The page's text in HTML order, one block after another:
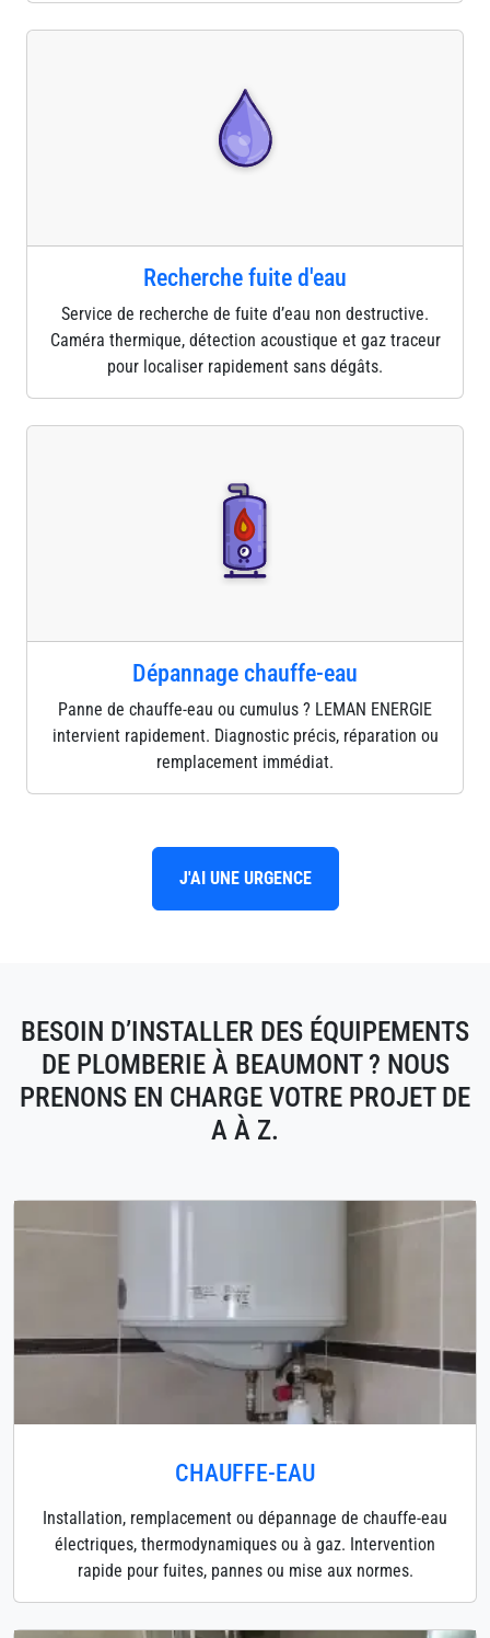
Recherche fuite d'eau
Service de recherche de fuite d’eau non destructive.
Caméra thermique, détection acoustique et gaz traceur
pour localiser rapidement sans dégâts.
Dépannage chauffe-eau
Panne de chauffe-eau ou cumulus ? LEMAN ENERGIE
intervient rapidement. Diagnostic précis, réparation ou
remplacement immédiat.
J'AI UNE URGENCE
BESOIN D’INSTALLER DES ÉQUIPEMENTS
DE PLOMBERIE À BEAUMONT ? NOUS
PRENONS EN CHARGE VOTRE PROJET DE
A À Z.
CHAUFFE-EAU
Installation, remplacement ou dépannage de chauffe-eau
électriques, thermodynamiques ou à gaz. Intervention
rapide pour fuites, pannes ou mise aux normes.